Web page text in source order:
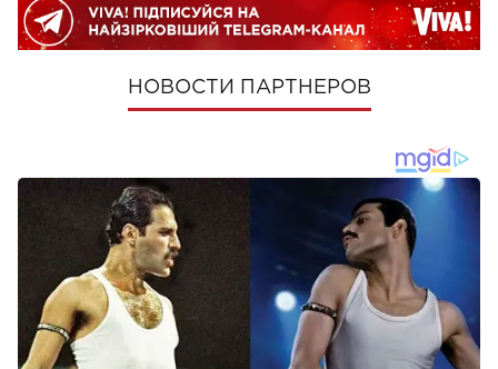
НОВОСТИ ПАРТНЕРОВ